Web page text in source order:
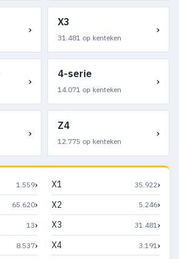
›
X3
31.481 op kenteken
›
›
4-serie
14.071 op kenteken
›
›
Z4
12.775 op kenteken
›
1.559›
65.620›
13›
8.537›
X1 35.922›
X2 5.246›
X3 31.481 ›
X4 3.191 ›